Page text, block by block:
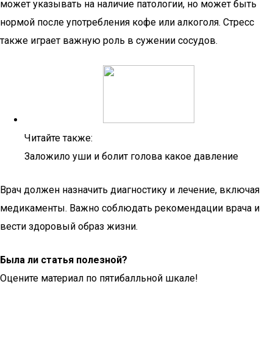
может указывать на наличие патологии, но может быть
нормой после употребления кофе или алкоголя. Стресс
также играет важную роль в сужении сосудов.
Читайте также:
Заложило уши и болит голова какое давление
Врач должен назначить диагностику и лечение, включая
медикаменты. Важно соблюдать рекомендации врача и
вести здоровый образ жизни.
Была ли статья полезной?
Оцените материал по пятибалльной шкале!